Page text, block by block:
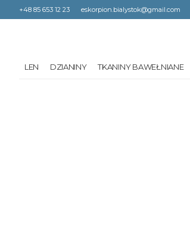
+48 85 653 12 23 eskorpion.bialystok@gmail.com
LEN DZIANINY TKANINY BAWEŁNIANE